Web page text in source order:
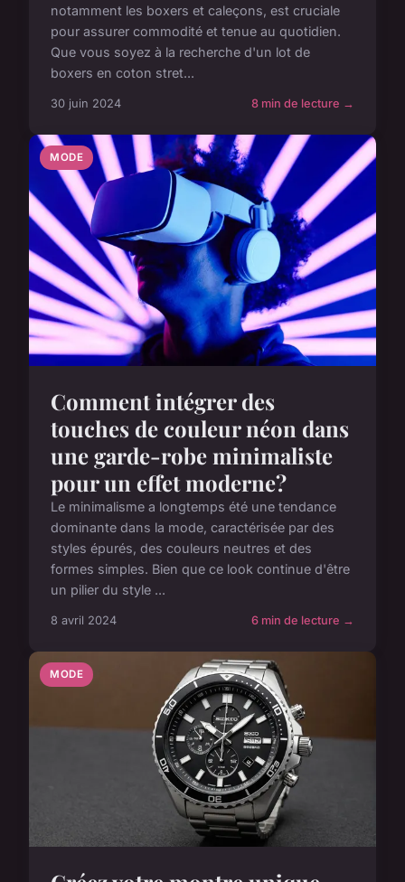
notamment les boxers et caleçons, est cruciale
pour assurer commodité et tenue au quotidien.
Que vous soyez à la recherche d'un lot de
boxers en coton stret...
30 juin 2024 8 min de lecture →
MODE
Comment intégrer des
touches de couleur néon dans
une garde-robe minimaliste
pour un effet moderne?
Le minimalisme a longtemps été une tendance
dominante dans la mode, caractérisée par des
styles épurés, des couleurs neutres et des
formes simples. Bien que ce look continue d'être
un pilier du style ...
8 avril 2024 6 min de lecture →
MODE